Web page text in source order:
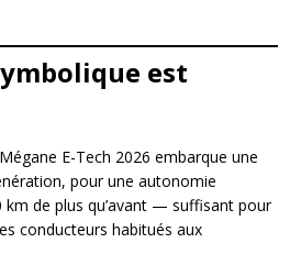
est
E-Tech 2026 embarque une
pour une autonomie
km de plus qu’avant — suffisant pour
conducteurs habitués aux